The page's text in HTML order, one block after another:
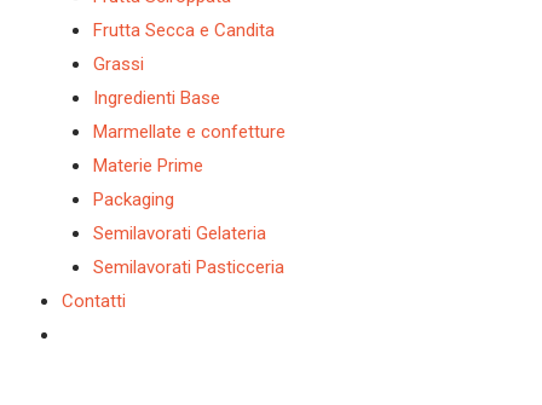
Frutta Secca e Candita
Grassi
Ingredienti Base
Marmellate e confetture
Materie Prime
Packaging
Semilavorati Gelateria
Semilavorati Pasticceria
Contatti